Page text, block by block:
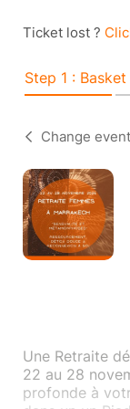
Ticket lost ?
Step 1 : Basket
Change event
Une Retraite
22 au 28
profonde à